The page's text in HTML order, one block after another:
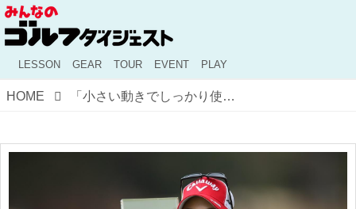
LESSON GEAR TOUR EVENT PLAY
HOME 「小さい動きでしっかり使う」 キレキレアイアンを生み出す上田桃子の下半身の使い方